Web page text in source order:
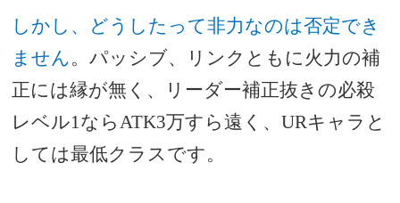
しかし、どうしたって非力なのは否定でき
ません。パッシブ、リンクともに火力の補
正には縁が無く、リーダー補正抜きの必殺
レベル1ならATK3万すら遠く、URキャラと
しては最低クラスです。